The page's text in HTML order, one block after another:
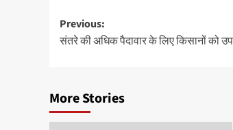
Post
navigation
Previous:
संतरे की अधिक पैदावार के लिए किसानों को
More Stories